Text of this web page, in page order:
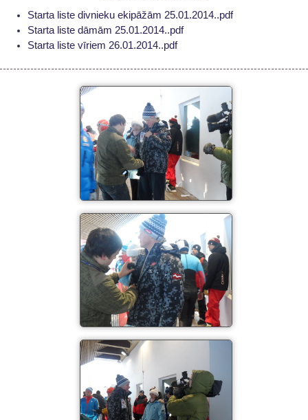
Starta liste divnieku ekipāžām 25.01.2014..pdf
Starta liste dāmām 25.01.2014..pdf
Starta liste vīriem 26.01.2014..pdf